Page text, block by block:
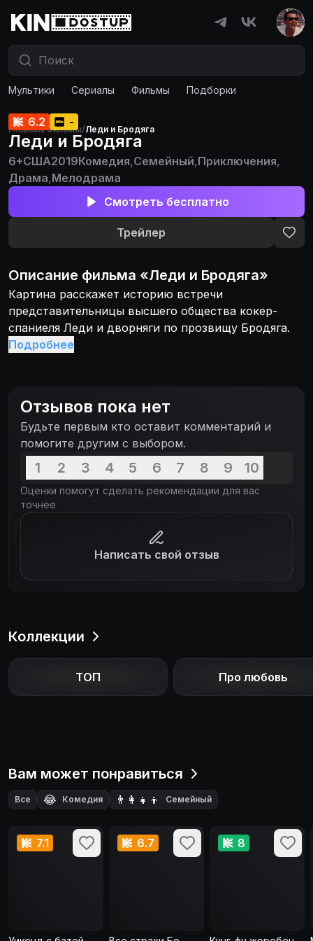
Мультики Сериалы Фильмы Подборки
Главная/Фильмы/Леди и Бродяга
6.2 -
Леди и Бродяга
6+США2019Комедия,Семейный,Приключения,
Драма,Мелодрама
Смотреть бесплатно
Трейлер
Описание фильма «Леди и Бродяга»
Картина расскажет историю встречи
представительницы высшего общества кокер-
спаниеля Леди и дворняги по прозвищу Бродяга.
Подробнее
Отзывов пока нет
Будьте первым кто оставит комментарий и
помогите другим с выбором.
1 2 3 4 5 6 7 8 9 10
Оценки помогут сделать рекомендации для вас
точнее
Написать свой отзыв
Коллекции
ТОП Про любовь
Вам может понравиться
Все 😂 Комедия 👨‍👩‍👧‍👦 Семейный
7.1 6.7 8